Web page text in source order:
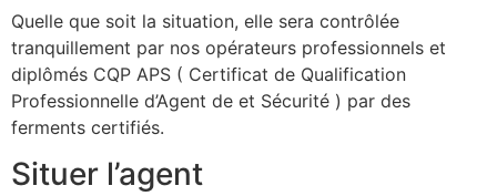
Quelle que soit la situation, elle sera contrôlée
tranquillement par nos opérateurs professionnels et
diplômés CQP APS ( Certificat de Qualification
Professionnelle d’Agent de et Sécurité ) par des
ferments certifiés.
Situer l’agent